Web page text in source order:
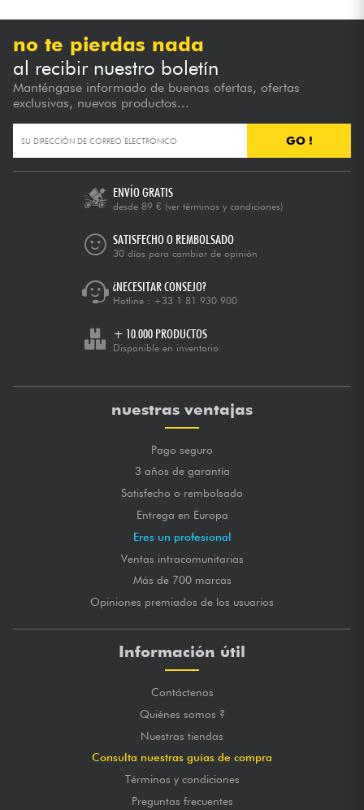
no te pierdas nada
al recibir nuestro boletín
Manténgase informado de buenas ofertas, ofertas
exclusivas, nuevos productos...
GO !
ENVÍO GRATIS
desde 89 € (ver términos y condiciones)
SATISFECHO O REMBOLSADO
30 días para cambiar de opinión
¿NECESITAR CONSEJO?
Hotline : +33 1 81 930 900
+ 10.000 PRODUCTOS
Disponible en inventario
nuestras ventajas
Pago seguro
3 años de garantía
Satisfecho o rembolsado
Entrega en Europa
Eres un profesional
Ventas intracomunitarias
Más de 700 marcas
Opiniones premiados de los usuarios
Información útil
Contáctenos
Quiénes somos ?
Nuestras tiendas
Consulta nuestras guías de compra
Términos y condiciones
Preguntas frecuentes